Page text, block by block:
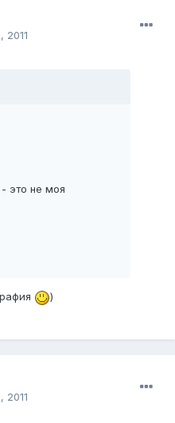
2011
- это не моя
)
2011